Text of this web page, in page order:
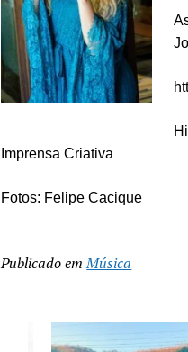
Imprensa Criativa
Fotos: Felipe Cacique
Publicado em Música